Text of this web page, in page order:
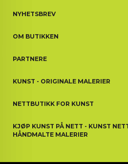
NYHETSBREV
OM BUTIKKEN
PARTNERE
KUNST - ORIGINALE MALERIER
NETTBUTIKK FOR KUNST
KJØP KUNST PÅ NETT - KUNST
HÅNDMALTE MALERIER